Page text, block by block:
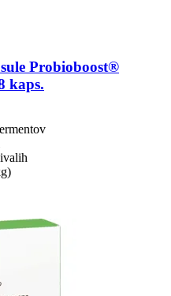
Probioboost®
kaps.